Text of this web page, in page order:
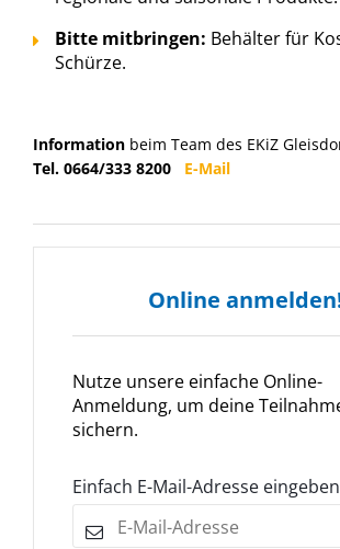
Bitte mitbringen: Behälter für
Schürze.
Information beim Team des EKiZ
Tel. 0664/333 8200
E-Mail
Online
Nutze unsere einfache Online-
Anmeldung, um deine
sichern.
Einfach E-Mail-Adresse